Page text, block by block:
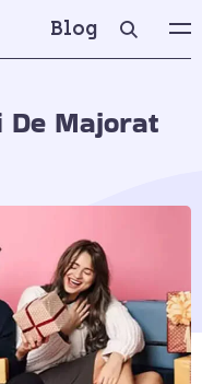
Blog
De Majorat